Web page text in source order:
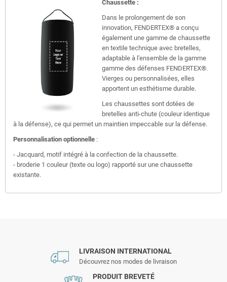
Chaussette :
Dans le prolongement de son
innovation, FENDERTEX® a conçu
également une gamme de chaussette
en textile technique avec bretelles,
adaptable à l'ensemble de la gamme
gamme des défenses FENDERTEX®.
Vierges ou personnalisées, elles
apportent un esthétisme durable.
Les chaussettes sont dotées de
bretelles anti-chute (couleur identique
à la défense), ce qui permet un maintien impeccable sur la défense.
Personnalisation optionnelle :
- Jacquard, motif intégré à la confection de la chaussette.
- broderie 1 couleur (texte ou logo) rapporté sur une chaussette
existante.
LIVRAISON INTERNATIONAL
Découvrez nos modes de livraison
PRODUIT BREVETÉ